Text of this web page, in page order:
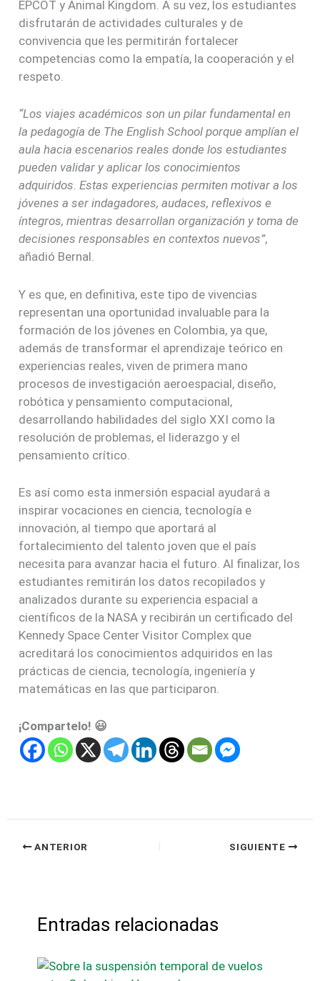
EPCOT y Animal Kingdom. A su vez, los estudiantes
disfrutarán de actividades culturales y de
convivencia que les permitirán fortalecer
competencias como la empatía, la cooperación y el
respeto.
“Los viajes académicos son un pilar fundamental en
la pedagogía de The English School porque amplían el
aula hacia escenarios reales donde los estudiantes
pueden validar y aplicar los conocimientos
adquiridos. Estas experiencias permiten motivar a los
jóvenes a ser indagadores, audaces, reflexivos e
íntegros, mientras desarrollan organización y toma de
decisiones responsables en contextos nuevos”,
añadió Bernal.
Y es que, en definitiva, este tipo de vivencias
representan una oportunidad invaluable para la
formación de los jóvenes en Colombia, ya que,
además de transformar el aprendizaje teórico en
experiencias reales, viven de primera mano
procesos de investigación aeroespacial, diseño,
robótica y pensamiento computacional,
desarrollando habilidades del siglo XXI como la
resolución de problemas, el liderazgo y el
pensamiento crítico.
Es así como esta inmersión espacial ayudará a
inspirar vocaciones en ciencia, tecnología e
innovación, al tiempo que aportará al
fortalecimiento del talento joven que el país
necesita para avanzar hacia el futuro. Al finalizar, los
estudiantes remitirán los datos recopilados y
analizados durante su experiencia espacial a
científicos de la NASA y recibirán un certificado del
Kennedy Space Center Visitor Complex que
acreditará los conocimientos adquiridos en las
prácticas de ciencia, tecnología, ingeniería y
matemáticas en las que participaron.
¡Compartelo! 😃
ANTERIOR SIGUIENTE
Entradas relacionadas